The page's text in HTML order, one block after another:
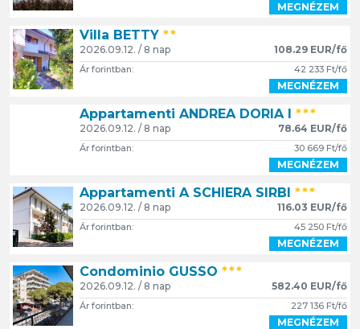
MEGNÉZEM
Villa BETTY **
2026.09.12. / 8 nap 108.29 EUR/fő
Ár forintban: 42 233 Ft/fő
MEGNÉZEM
Appartamenti ANDREA DORIA I ***
2026.09.12. / 8 nap 78.64 EUR/fő
Ár forintban: 30 669 Ft/fő
MEGNÉZEM
Appartamenti A SCHIERA SIRBI ***
2026.09.12. / 8 nap 116.03 EUR/fő
Ár forintban: 45 250 Ft/fő
MEGNÉZEM
Condominio GUSSO ***
2026.09.12. / 8 nap 582.40 EUR/fő
Ár forintban: 227 136 Ft/fő
MEGNÉZEM